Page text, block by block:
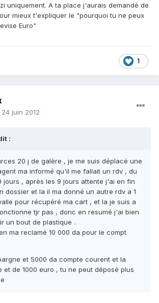
uniquement. A ta place j'aurais demandé de
mieux t'expliquer le "pourquoi tu ne peux
Euro"
1
juin 2012
:
20 j de galère , je me suis déplacé une
ma informé qu'il me fallait un rdv , du
jours , après les 9 jours attente j'ai en fin
dossier et la il ma donné un autre rdv a 1
pour récupéré ma cart , et la je suis a
tjr pas , donc en resumé j'ai bien
un bout de plastique .
ma reclamé 10 000 da pour le compt
et 5000 da compte courent et la
et de 1000 euro , tu ne peut déposé plus